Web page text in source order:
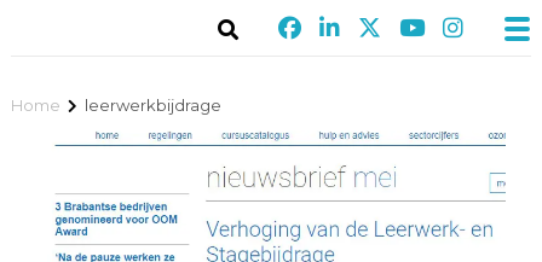
Home leerwerkbijdrage